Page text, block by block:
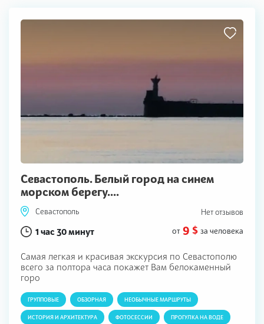
Севастополь. Белый город на синем
морском берегу....
Севастополь Нет отзывов
1 час 30 минут от 9 $ за человека
Самая легкая и красивая экскурсия по Севастополю
всего за полтора часа покажет Вам белокаменный
горо
ГРУППОВЫЕ ОБЗОРНАЯ НЕОБЫЧНЫЕ МАРШРУТЫ
ИСТОРИЯ И АРХИТЕКТУРА ФОТОСЕССИИ ПРОГУЛКА НА ВОДЕ